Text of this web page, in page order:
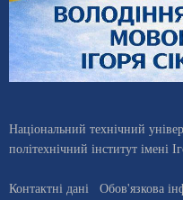
Національний технічний
політехнічний інститут імені
Контактні дані Обов'язкова